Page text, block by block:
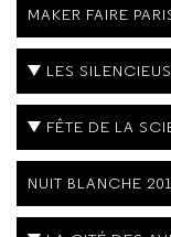
MAKER FAIRE
LES
FÊTE DE LA
NUIT BLANCHE